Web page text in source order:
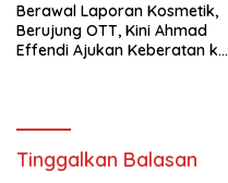
Berawal Laporan Kosmetik,
Berujung OTT, Kini Ahmad
Effendi Ajukan Keberatan ke
Tinggalkan Balasan